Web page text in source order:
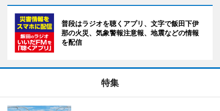
普段はラジオを聴くアプリ、文字で飯田下伊
那の火災、気象警報注意報、地震などの情報
を配信
特集